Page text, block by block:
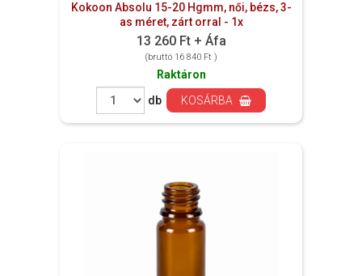
Kokoon Absolu 15-20 Hgmm, női, bézs, 3-
as méret, zárt orral - 1x
13 260 Ft + Áfa
(bruttó 16 840 Ft )
Raktáron
db
KOSÁRBA